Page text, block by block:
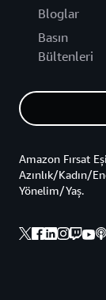
Bloglar
Basın
Bültenleri
Amazon Fırsat
Azınlık/Kadın/
Yönelim/Yaş.